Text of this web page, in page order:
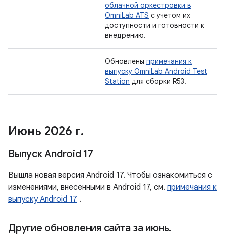
облачной оркестровки в
OmniLab ATS с учетом их
доступности и готовности к
внедрению.
Обновлены примечания к
выпуску OmniLab Android Test
Station для сборки R53.
Июнь 2026 г.
Выпуск Android 17
Вышла новая версия Android 17. Чтобы ознакомиться с
изменениями, внесенными в Android 17, см. примечания к
выпуску Android 17 .
Другие обновления сайта за июнь.